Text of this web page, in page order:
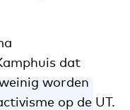
dat
worden
op de UT.